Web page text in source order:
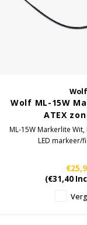
Wolf
Wolf ML-15W
ATEX
ML-15W Markerlite
LED markeer/
(€31,40